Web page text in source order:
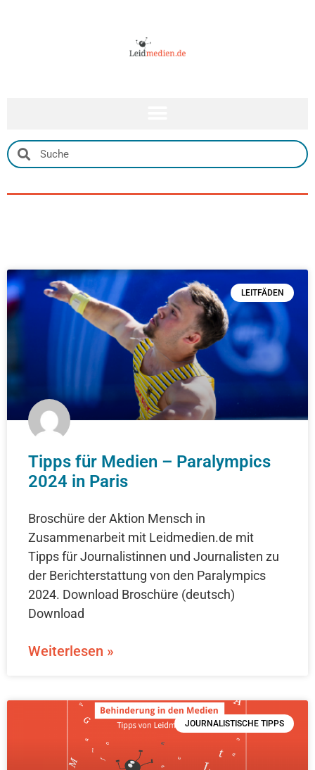
LEITFÄDEN
Tipps für Medien – Paralympics
2024 in Paris
Broschüre der Aktion Mensch in
Zusammenarbeit mit Leidmedien.de mit
Tipps für Journalistinnen und Journalisten zu
der Berichterstattung von den Paralympics
2024. Download Broschüre (deutsch)
Download
Weiterlesen »
JOURNALISTISCHE TIPPS